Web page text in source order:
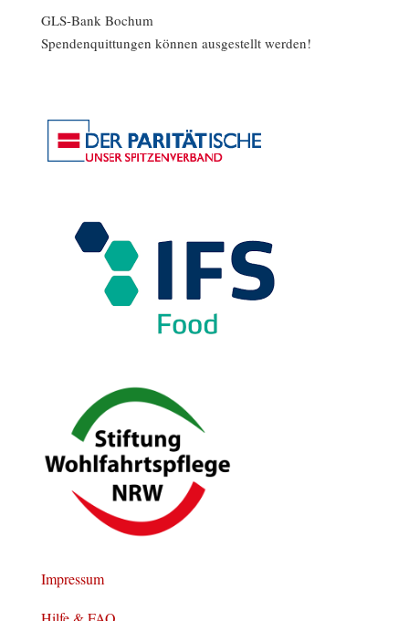
GLS-Bank Bochum
Spendenquittungen können ausgestellt werden!
Impressum